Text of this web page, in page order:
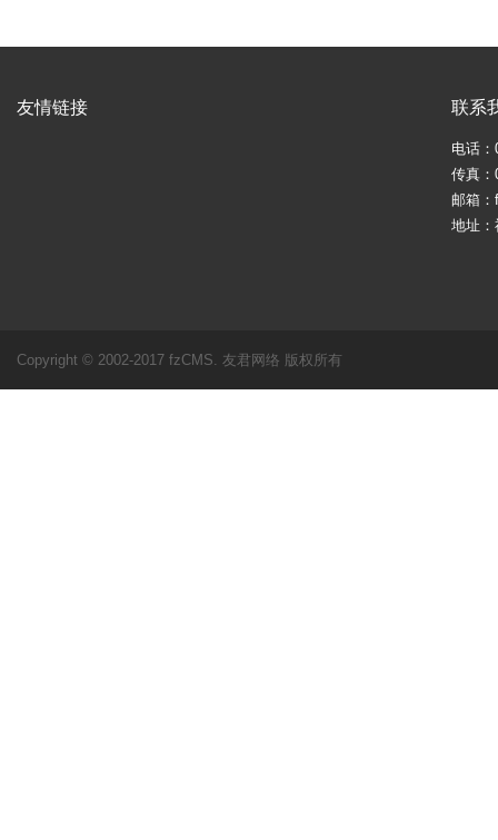
友情链接 联系
电话：
传真：
邮箱
地址
Copyright © 2002-2017 fzCMS. 友君网络 版权所有